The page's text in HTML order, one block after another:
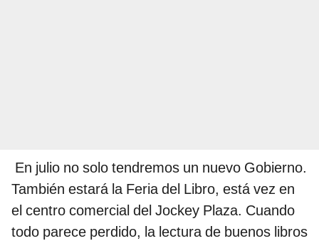
En julio no solo tendremos un nuevo Gobierno.
También estará la Feria del Libro, está vez en
el centro comercial del Jockey Plaza. Cuando
todo parece perdido, la lectura de buenos libros